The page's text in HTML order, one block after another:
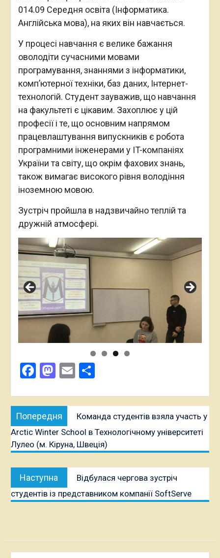
014.09 Середня освіта (Інформатика.
Англійська мова), на яких він навчається.
У процесі навчання є велике бажання
оволодіти сучасними мовами
програмування, знаннями з інформатики,
комп’ютерної техніки, баз даних, Інтернет-
технологій. Студент зауважив, що навчання
на факультеті є цікавим. Захоплює у цій
професії і те, що основним напрямом
працевлаштування випускників є робота
програмними інженерами у IT-компаніях
України та світу, що окрім фахових знань,
також вимагає високого рівня володіння
іноземною мовою.
Зустріч пройшла в надзвичайно теплій та
дружній атмосфері.
Facebook
Mastodon
EmailПоділитися
Навігація
записів
Попередня
публікація:
Команда студентів взяла участь у
Arctic Winter School в Технологічному університеті
Лулео (м. Кіруна, Швеція)
Наступна
Наступна
публікація:
Відбулася чергова зустріч
студентів із представником компанії SoftServe